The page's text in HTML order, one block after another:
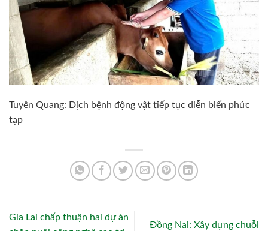
Tuyên Quang: Dịch bệnh động vật tiếp tục diễn biến phức
tạp
Gia Lai chấp thuận hai dự án
Đồng Nai: Xây dựng chuỗi